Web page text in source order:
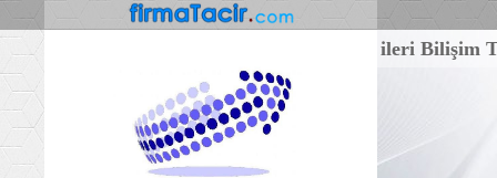
ileri Bilişim